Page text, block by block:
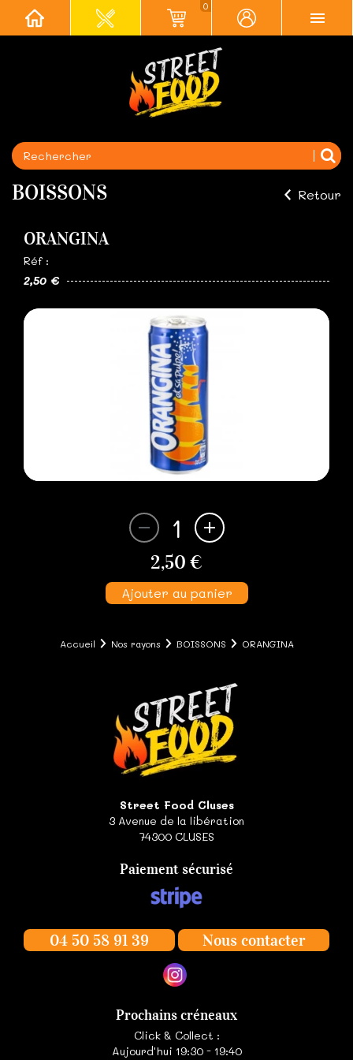
0
BOISSONS Retour
ORANGINA
Réf :
2,50 €
1
2,50 €
Ajouter au panier
Accueil Nos rayons BOISSONS ORANGINA
Street Food Cluses
3 Avenue de la libération
74300 CLUSES
Paiement sécurisé
04 50 58 91 39 Nous contacter
Prochains créneaux
Click & Collect :
Aujourd'hui 19:30 - 19:40